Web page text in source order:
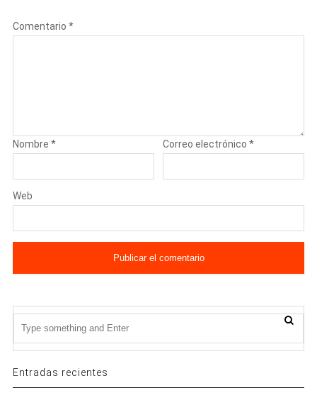
Comentario *
Nombre * Correo electrónico*
Web
Entradas recientes